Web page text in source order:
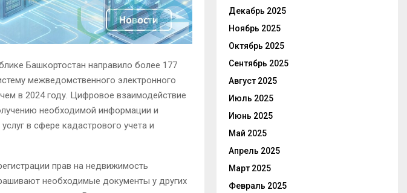
Башкортостан направило более 177
межведомственного электронного
в 2024 году. Цифровое взаимодействие
необходимой информации и
в сфере кадастрового учета и
прав на недвижимость
необходимые документы у других
Декабрь 2025
Ноябрь 2025
Октябрь 2025
Сентябрь 2025
Август 2025
Июль 2025
Июнь 2025
Май 2025
Апрель 2025
Март 2025
Февраль 2025